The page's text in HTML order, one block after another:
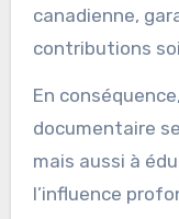
De plus, les
canadien
représentation
statut des
canadienne,